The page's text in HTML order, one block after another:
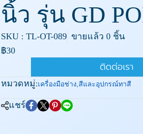
นิ้ว รุ่น GD
SKU : TL-OT-089 ขายแล้ว 0 ชิ้น
฿30
ติดต่อเรา
หมวดหมู่:เครื่องมือช่าง,สีและอุปกรณ์ทาสี
แชร์